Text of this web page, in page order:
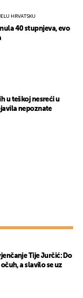
HRVATSKU
40 stupnjeva, evo
u teškoj nesreći u
nepoznate
Tije Jurčić: Do
a slavilo se uz